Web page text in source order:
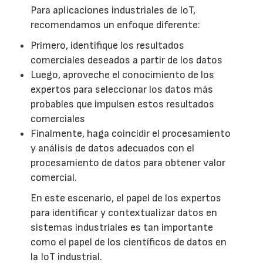
Para aplicaciones industriales de IoT,
recomendamos un enfoque diferente:
Primero, identifique los resultados
comerciales deseados a partir de los datos
Luego, aproveche el conocimiento de los
expertos para seleccionar los datos más
probables que impulsen estos resultados
comerciales
Finalmente, haga coincidir el procesamiento
y análisis de datos adecuados con el
procesamiento de datos para obtener valor
comercial.
En este escenario, el papel de los expertos
para identificar y contextualizar datos en
sistemas industriales es tan importante
como el papel de los científicos de datos en
la IoT industrial.